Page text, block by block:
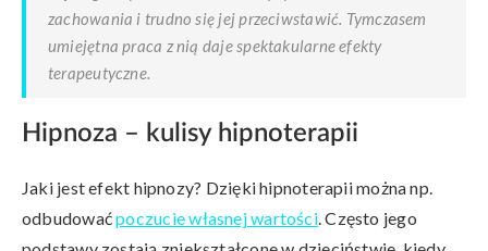
zachowania i trudno się jej przeciwstawić. Tymczasem
umiejętna praca z nią daje spektakularne efekty
terapeutyczne.
Hipnoza – kulisy hipnoterapii
Jaki jest efekt hipnozy? Dzięki hipnoterapii można np.
odbudowaćpoczucie własnej wartości. Często jego